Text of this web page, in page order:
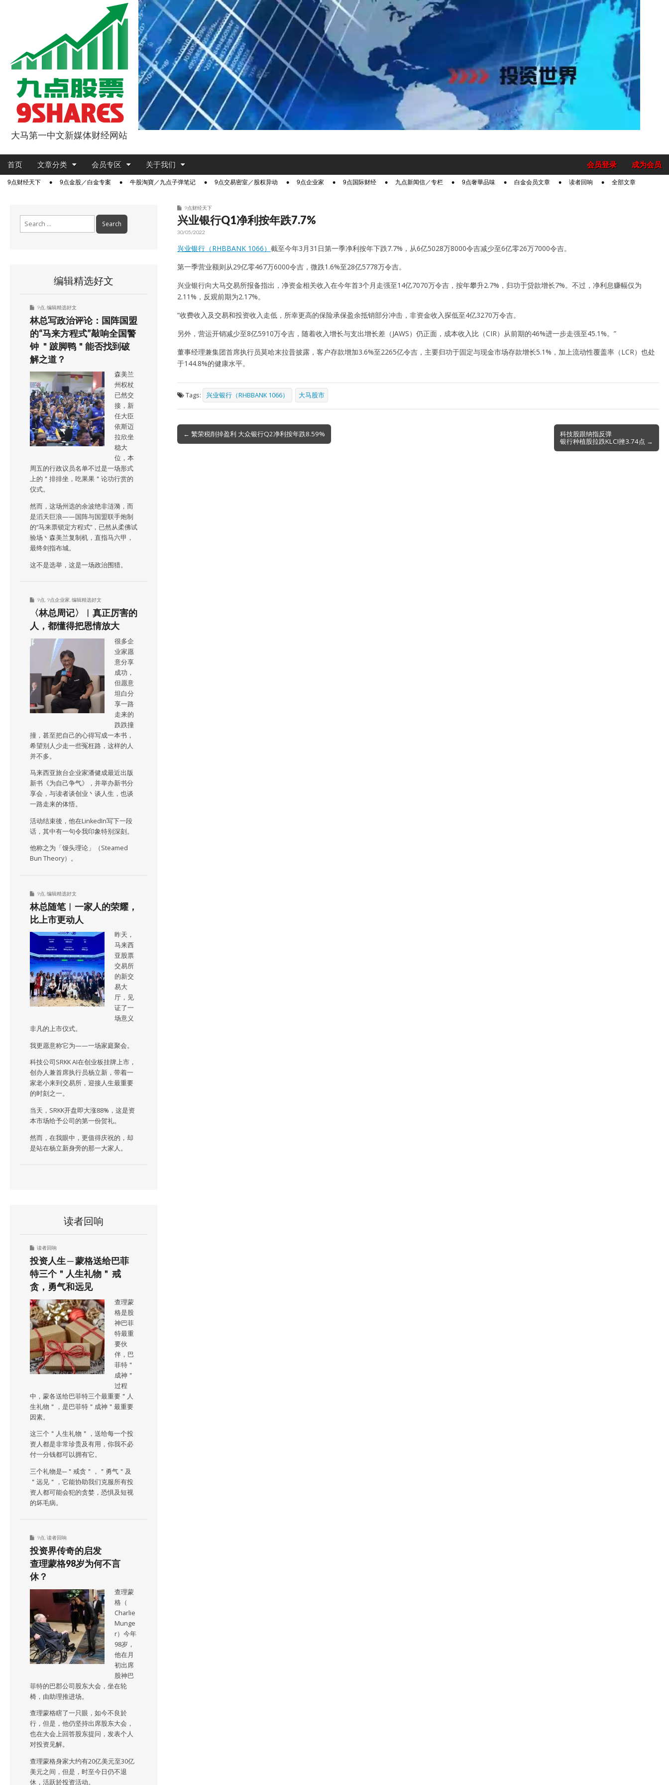
9点股票
大马第一中文新媒体财经网站
Main
Skip
content
首页 文章分类 会员专区 关于我们 成为会员
会员登录
Sub9点财经天下 9点金股／白金专案 牛股淘寶／九点子弹笔记 9点交易密室／股权异动 9点企业家 9点国际财经 九点新闻信／专栏 9点奢華品味 白金会员文章 读者回响 全部文章
9点财经天下
兴业银行Q1净利按年跌7.7%
30/05/2022
兴业银行（RHBBANK 1066） 截至今年3月31日第一季净利按年下跌7.7%，从6亿5028万8000令吉减少至6亿零26万7000令吉。
第一季营业额则从29亿零467万6000令吉，微跌1.6%至28亿5778万令吉。
兴业银行向大马交易所报备指出，净资金相关收入在今年首3个月走强至14亿7070万令吉，按年攀升2.7%，归功于贷款增长7%。不过，净利息赚幅仅为
2.11%，反观前期为2.17%。
“收费收入及交易和投资收入走低，所幸更高的保险承保盈余抵销部分冲击，非资金收入探低至4亿3270万令吉。
另外，营运开销减少至8亿5910万令吉，随着收入增长与支出增长差（JAWS）仍正面，成本收入比（CIR）从前期的46%进一步走强至45.1%。”
董事经理兼集团首席执行员莫哈末拉昔披露，客户存款增加3.6%至2265亿令吉，主要归功于固定与现金市场存款增长5.1%，加上流动性覆盖率（LCR）也处
于144.8%的健康水平。
Tags: 兴业银行（RHBBANK 1066） 大马股市
Post
navigation
← 繁荣税削掉盈利 大众银行Q2净利按年跌8.59%
科技股跟纳指反弹
银行种植股拉跌KLCI挫3.74点 →
编辑精选好文
9点 编辑精选好文
林总写政治评论：国阵国盟
的“马来方程式”敲响全国警
钟 ＂跛脚鸭＂能否找到破
解之道？
森美兰
州权杖
已然交
接，新
任大臣
依斯迈
拉欣坐
稳大
位，本
周五的行政议员名单不过是一场形式
上的＂排排坐，吃果果＂论功行赏的
仪式。
然而，这场州选的余波绝非涟漪，而
是滔天巨浪——国阵与国盟联手炮制
的“马来票锁定方程式”，已然从柔佛试
验场丶森美兰复制机，直指马六甲，
最终剑指布城。
这不是选举，这是一场政治围猎。
9点 9点企业家 编辑精选好文
〈林总周记〉︱真正厉害的
人，都懂得把恩情放大
很多企
业家愿
意分享
成功，
但愿意
坦白分
享一路
走来的
跌跌撞
撞，甚至把自己的心得写成一本书，
希望别人少走一些冤枉路，这样的人
并不多。
马来西亚旅台企业家潘健成最近出版
新书《为自己争气》，并举办新书分
享会，与读者谈创业丶谈人生，也谈
一路走来的体悟。
活动结束後，他在LinkedIn写下一段
话，其中有一句令我印象特别深刻。
他称之为「馒头理论」（Steamed
Bun Theory）。
9点 编辑精选好文
林总随笔︱一家人的荣耀，
比上市更动人
昨天，
马来西
亚股票
交易所
的新交
易大
厅，见
证了一
场意义
非凡的上市仪式。
我更愿意称它为——一场家庭聚会。
科技公司SRKK AI在创业板挂牌上市，
创办人兼首席执行员杨立新，带着一
家老小来到交易所，迎接人生最重要
的时刻之一。
当天，SRKK开盘即大涨88%，这是资
本市场给予公司的第一份贺礼。
然而，在我眼中，更值得庆祝的，却
是站在杨立新身旁的那一大家人。
读者回响
读者回响
投资人生 ─ 蒙格送给巴菲
特三个＂人生礼物＂ 戒
贪，勇气和远见
查理蒙
格是股
神巴菲
特最重
要伙
伴，巴
菲特＂
成神＂
过程
中，蒙各送给巴菲特三个最重要＂人
生礼物＂，是巴菲特＂成神＂最重要
因素。
这三个＂人生礼物＂，送给每一个投
资人都是非常珍贵及有用，你我不必
付一分钱都可以拥有它。
三个礼物是─＂戒贪＂，＂勇气＂及
＂远见＂，它能协助我们克服所有投
资人都可能会犯的贪婪，恐惧及短视
的坏毛病。
9点 读者回响
投资界传奇的启发
查理蒙格98岁为何不言
休？
查理蒙
格（
Charlie
Munge
r）今年
98岁，
他在月
初出席
股神巴
菲特的巴郡公司股东大会，坐在轮
椅，由助理推进场。
查理蒙格瞎了一只眼，如今不良於
行，但是，他仍坚持出席股东大会，
也在大会上回答股东提问，发表个人
对投资见解。
查理蒙格身家大约有20亿美元至30亿
美元之间，但是，时至今日仍不退
休，活跃於投资活动。